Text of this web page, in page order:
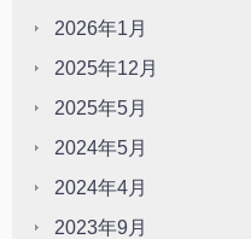
2026年1月
2025年12月
2025年5月
2024年5月
2024年4月
2023年9月